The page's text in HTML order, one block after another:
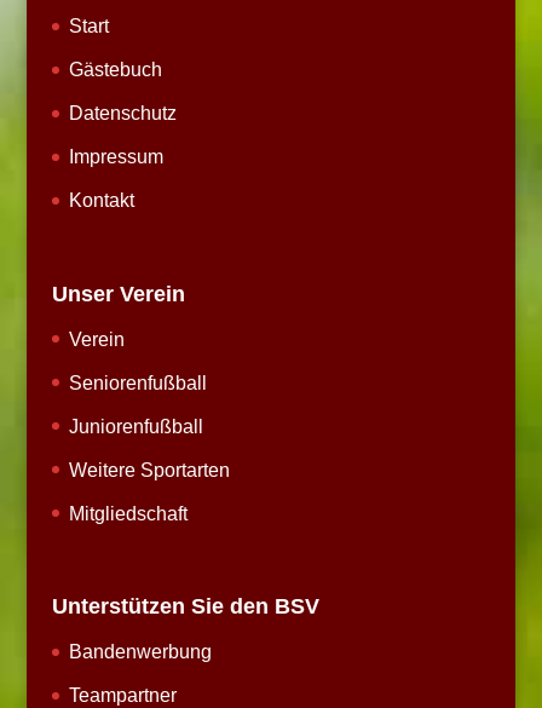
Start
Gästebuch
Datenschutz
Impressum
Kontakt
Unser Verein
Verein
Seniorenfußball
Juniorenfußball
Weitere Sportarten
Mitgliedschaft
Unterstützen Sie den BSV
Bandenwerbung
Teampartner